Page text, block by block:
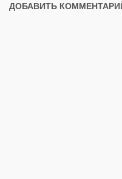
ДОБАВИТЬ